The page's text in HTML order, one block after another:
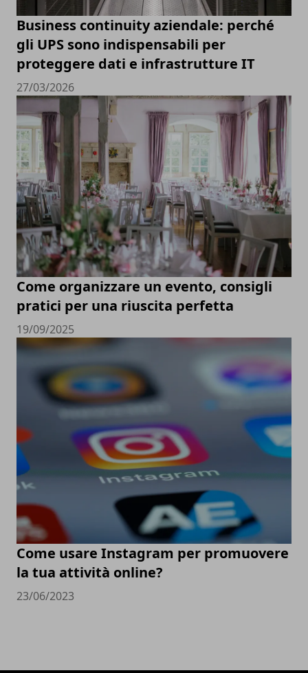
Business continuity aziendale: perché
gli UPS sono indispensabili per
proteggere dati e infrastrutture IT
27/03/2026
Come organizzare un evento, consigli
pratici per una riuscita perfetta
19/09/2025
Come usare Instagram per promuovere
la tua attività online?
23/06/2023